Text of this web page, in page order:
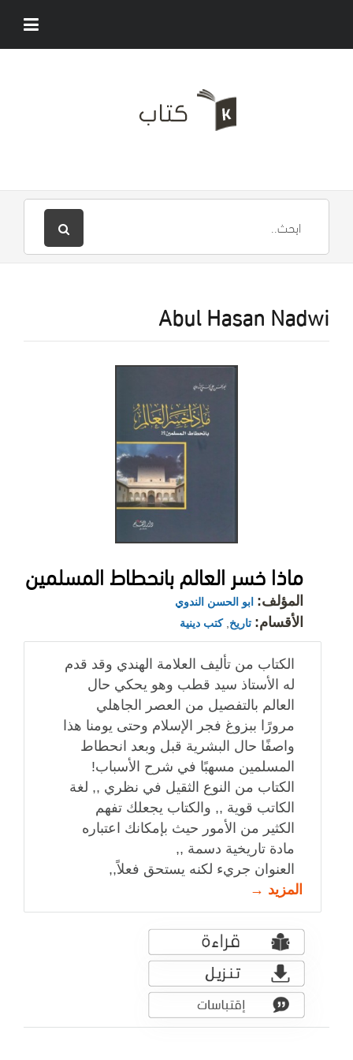
Abul Hasan Nadwi
ماذا خسر العالم بانحطاط المسلمين
المؤلف: ابو الحسن الندوي
الأقسام: تاريخ,كتب دينية
الكتاب من تأليف العلامة الهندي وقد قدم
له الأستاذ سيد قطب وهو يحكي حال
العالم بالتفصيل من العصر الجاهلي
مرورًا ببزوغ فجر الإسلام وحتى يومنا هذا
واصفًا حال البشرية قبل وبعد انحطاط
المسلمين مسهبًا في شرح الأسباب!
الكتاب من النوع الثقيل في نظري ,, لغة
الكاتب قوية ,, والكتاب يجعلك تفهم
الكثير من الأمور حيث بإمكانك اعتباره
مادة تاريخية دسمة ,,
العنوان جريء لكنه يستحق فعلاً,,
المزيد →